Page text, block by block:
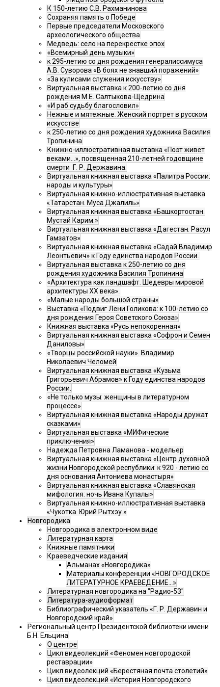
К 150-летию С.В. Рахманинова
Сохраняя память о Победе
Первые председатели Московского
археологического общества
Медведь: село на перекрёстке эпох
«Всемирный день музыки»
к 295-летию со дня рождения генералиссимуса
А.В. Суворова «В боях не знавший поражений»
«За кулисами служения искусству»
Виртуальная выставка к 200-летию со дня
рождения М.Е. Салтыкова-Щедрина
«И раб судьбу благословил»
Нежные и мятежные. Женский портрет в русском
искусстве
к 250-летию со дня рождения художника Василия
Тропинина
Книжно-иллюстративная выставка «Поэт живет
веками…», посвященная 210-летней годовщине
смерти Г. Р. Державина.
Виртуальная книжная выставка «Палитра России:
народы и культуры»
Виртуальная книжно-иллюстративная выставка
«Татарстан. Муса Джалиль»
Виртуальная книжная выставка «Башкортостан.
Мустай Карим.»
Виртуальная книжная выставка «Дагестан. Расул
Гамзатов»
Виртуальная книжная выставка «Садай Владимир
Леонтьевич» к Году единства народов России.
Виртуальная выставка к 250-летию со дня
рождения художника Василия Тропинина
«Архитектура как ландшафт. Шедевры мировой
архитектуры XX века».
«Малые народы большой страны»
Выставка «Подвиг Лёни Голикова: к 100-летию со
дня рождения Героя Советского Союза»
Книжная выставка «Русь непокоренная»
Виртуальная книжная выставка «Софрон и Семен
Даниловы»
«Творцы российской науки». Владимир
Николаевич Челомей
Виртуальная книжная выставка «Кузьма
Григорьевич Абрамов» к Году единства народов
России.
«Не только музы: женщины в литературном
процессе»
Виртуальная книжная выставка «Народы дружат
сказками»
Виртуальная выставка «МИФические
приключения»
Надежда Петровна Ламанова - модельер
Виртуальная книжная выставка «Центр духовной
жизни Новгородской республики: к 920 - летию со
дня основания Антониева монастыря»
Виртуальная книжная выставка «Славянская
мифология: ночь Ивана Купалы»
Виртуальная книжно-иллюстративная выставка
«Чукотка. Юрий Рытхэу.»
Новгородика
Новгородика в электронном виде
Литературная карта
Книжные памятники
Краеведческие издания
Альманах «Новгородика»
Материалы конференции «НОВГОРОДСКОЕ
ЛИТЕРАТУРНОЕ КРАЕВЕДЕНИЕ...»
Литературная новгородика на "Радио-53"
Литература-аудиоформат
Библиографический указатель «Г. Р. Державин и
Новгородский край»
Региональный центр Президентской библиотеки имени
Б.Н. Ельцина
О центре
Цикл видеолекций «Феномен новгородской
реставрации»
Цикл видеолекций «Берестяная почта столетий»
Цикл видеолекций «История Новгородского